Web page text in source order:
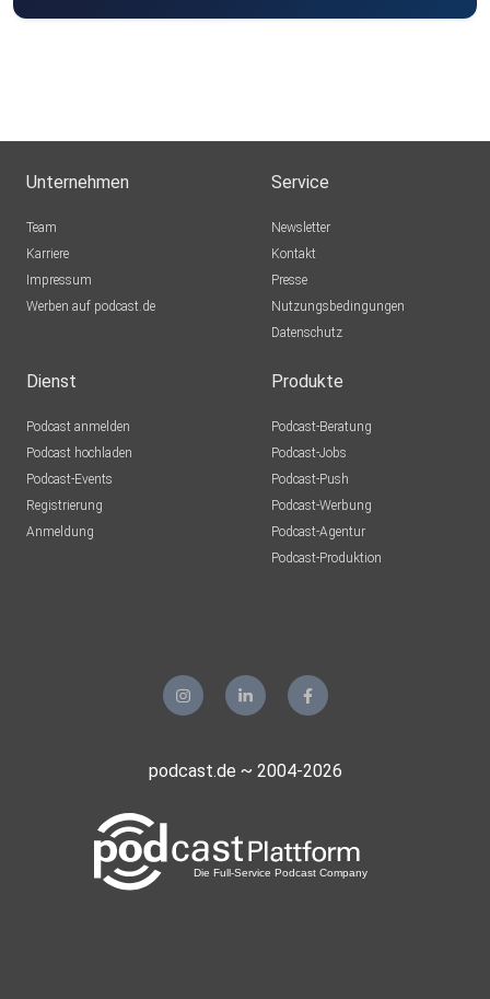
Unternehmen
Team
Karriere
Impressum
Werben auf podcast.de
Service
Newsletter
Kontakt
Presse
Nutzungsbedingungen
Datenschutz
Dienst
Podcast anmelden
Podcast hochladen
Podcast-Events
Registrierung
Anmeldung
Produkte
Podcast-Beratung
Podcast-Jobs
Podcast-Push
Podcast-Werbung
Podcast-Agentur
Podcast-Produktion
podcast.de ~ 2004-2026